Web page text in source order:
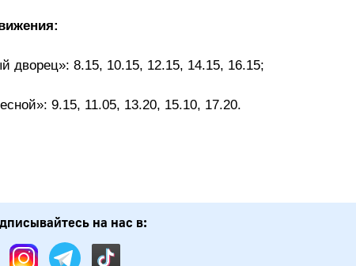
дворец»: 8.15, 10.15, 12.15, 14.15, 16.15;
9.15, 11.05, 13.20, 15.10, 17.20.
на нас в: